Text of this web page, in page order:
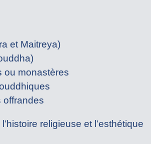
et Maitreya)
ou monastères
offrandes
religieuse et l’esthétique